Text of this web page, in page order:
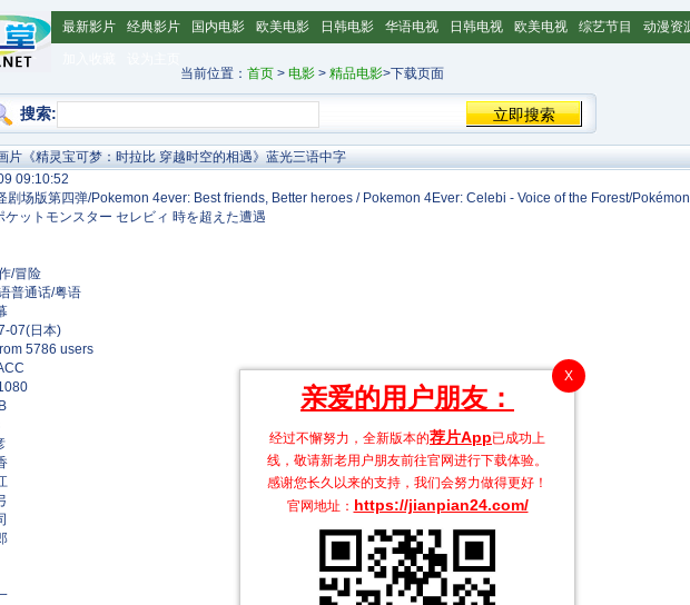
最新影片 经典影片 国内电影 欧美电影 日韩电影 华语电视 日韩电视 欧美电视 综艺节目 动漫资
当前位置： 首页 > 电影 > 精品电影>下载页面
搜索:
X
亲爱的用户朋友：
经过不懈努力，全新版本的荐片App已成功上
线，敬请新老用户朋友前往官网进行下载体验。
感谢您长久以来的支持，我们会努力做得更好！
官网地址： https://jianpian24.com/
片《精灵宝可梦：时拉比 穿越时空的相遇》蓝光三语中字
09:10:52
第四弹/Pokemon 4ever: Best friends, Better heroes / Pokemon 4Ever: Celebi - Voice of the Forest/Pokémon
トモンスター セレビィ 時を超えた遭遇
冒险
通话/粤语
07(日本)
5786 users